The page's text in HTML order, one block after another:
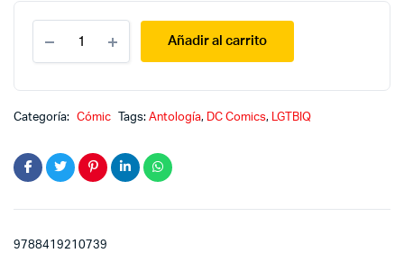
quantity
Añadir al carrito
Categoría: Cómic Tags:Antología, DC Comics, LGTBIQ
9788419210739